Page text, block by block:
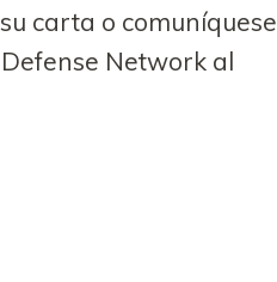
carta o comuníquese
Network al